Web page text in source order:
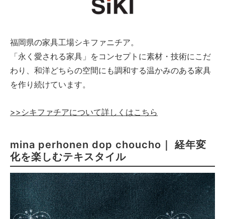
福岡県の家具工場シキファニチア。
「永く愛される家具」をコンセプトに素材・技術にこだ
わり、和洋どちらの空間にも調和する温かみのある家具
を作り続けています。
>>シキファチアについて詳しくはこちら
mina perhonen dop choucho｜
経年変
化を楽しむテキスタイル